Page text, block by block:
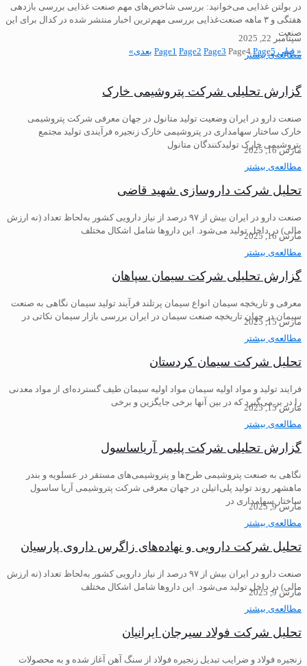
در بولتن غذایی می‌خوانید: ️بررسی شاخص‌های مهم صنعت غذایی بررسی بازدهی
هفتگی و ۳ ماهه صنعت‌غذایی ️بررسی مهم‌ترین اخبار منتشر شده در کدال برای این
صنعت
مطالعه‌ی بیشتر
سپتامبر 22, 2025
« قبلی
Page1 Page2 Page3 Page4 Page5 بعدی»
گزارش تحلیلی شرکت پتروشیمی خارک
صنعت دارو در ایران وضعیت تولید متانول در جهان معرفی شرکت پتروشیمی
خارک ساختار سهامداری در پتروشیمی خارک زنجیره فرآیندی تولید مجتمع
پتروشیمی خارک تولیدکنندگان متانول
مطالعه‌ی بیشتر
مارس 16, 2025
تحلیل شرکت داروسازی شهید قاضی
صنعت دارو در ایران بیش از ۹۷ درصد از نیاز دارویی کشور به‌لحاظ تعداد (نه ارزش
مالی) در داخل تولید می‌شود. این داروها شامل اشکال مختلف
مطالعه‌ی بیشتر
مارس 16, 2025
گزارش تحلیلی شرکت سیمان سپاهان
معرفی و تاریخچه سیمان انواع سیمان پرتلند فرآیند تولید سیمان نگاهی به صنعت
سیمان در جهان تاریخچه صنعت سیمان در ایران بررسی بازار سیمان نکاتی در
مطالعه‌ی بیشتر
مارس 15, 2025
تحلیل شرکت سیمان کردستان
فرایند تولید و مواد اولیه سیمان مواد اولیه سیمان طیف گسترده‌ای از مواد معدنی
را در بر می‌گیرد که در بین آنها برخی جایگزین و برخی
مطالعه‌ی بیشتر
مارس 15, 2025
گزارش تحلیلی شرکت پلیمر آریاساسول
نگاهی به صنعت پتروشیمی طرح‌ها و پتروشیمی‌های مستقر در عسلویه و بندر
ماهشهر روند تولید پلی‌اتیلن در جهان معرفی شرکت پتروشیمی آریا ساسول
ساختار سهامداری در
مطالعه‌ی بیشتر
مارس 9, 2025
تحلیل شرکت دارویی و نهاده‌های زاگرس داروی پارسیان
صنعت دارو در ایران بیش از ۹۷ درصد از نیاز دارویی کشور به‌لحاظ تعداد (نه ارزش
مالی) در داخل تولید می‌شود. این داروها شامل اشکال مختلف
مطالعه‌ی بیشتر
مارس 9, 2025
تحلیل شرکت فولاد سیرجان ایرانیان
زنجیره فولاد و ضرایب تبدیل زنجیره فولاد از سنگ آهن آغاز شده و به محصولات